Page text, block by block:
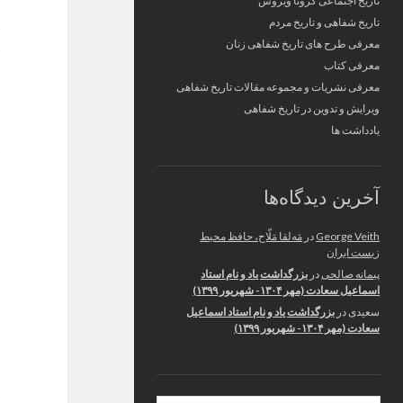
تاریخ شفاهی و تاریخ مردم
معرفی طرح های تاریخ شفاهی زنان
معرفی کتاب
معرفی نشریات و مجموعه مقالات تاریخ شفاهی
ویرایش و تدوین در تاریخ شفاهی
یادداشت ها
آخرین دیدگاه‌ها
George Veith در مَه‌لقا مَلّاح، حافظ محیط
زیست ایران
پیمانه صالحی در بزرگداشت یاد و نام استاد
اسماعیل سعادت (مهر ۱۳۰۴- شهریور ۱۳۹۹)
سعیدی در بزرگداشت یاد و نام استاد اسماعیل
سعادت (مهر ۱۳۰۴- شهریور ۱۳۹۹)